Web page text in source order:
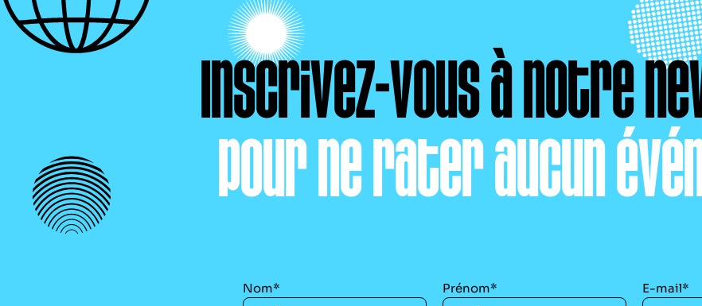
Inscrivez-vous à notre
pour ne rater aucun
Nom* Prénom* E-mail*